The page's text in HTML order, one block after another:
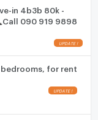
in 4b3b 80k -
090 919 9898
for rent